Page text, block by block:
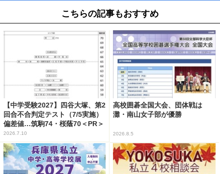
こちらの記事もおすすめ
【中学受験2027】四谷大塚、第2
回合不合判定テスト（7/5実施）
偏差値…筑駒74・桜蔭70＜PR＞
2026.7.10
高校囲碁全国大会、団体戦は
灘・南山女子部が優勝
2026.8.5